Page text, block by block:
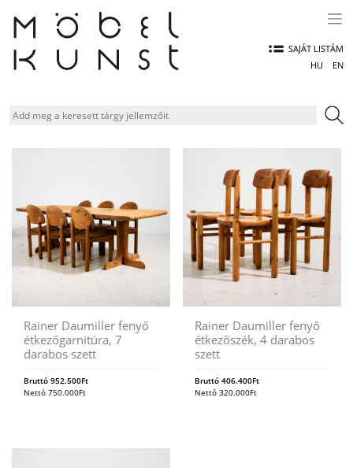
content
SAJÁT LISTÁM
HU
EN
Rainer Daumiller fenyő
étkezőgarnitúra, 7
darabos szett
Bruttó 952.500Ft
Nettó 750.000Ft
Rainer Daumiller fenyő
étkezőszék, 4 darabos
szett
Bruttó406.400Ft
Nettó320.000Ft